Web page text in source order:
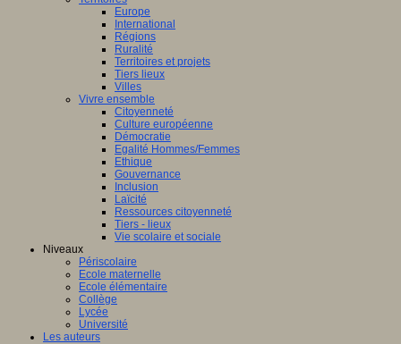
Europe
International
Régions
Ruralité
Territoires et projets
Tiers lieux
Villes
Vivre ensemble
Citoyenneté
Culture européenne
Démocratie
Egalité Hommes/Femmes
Ethique
Gouvernance
Inclusion
Laïcité
Ressources citoyenneté
Tiers - lieux
Vie scolaire et sociale
Niveaux
Périscolaire
Ecole maternelle
Ecole élémentaire
Collège
Lycée
Université
Les auteurs